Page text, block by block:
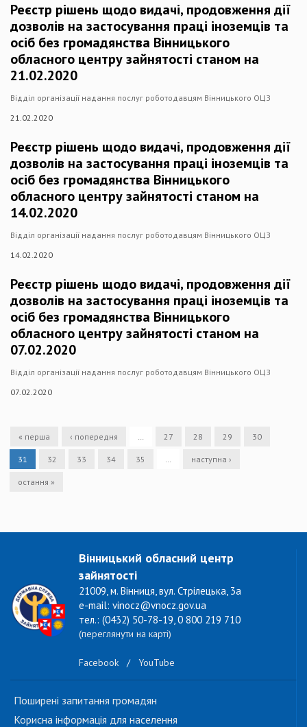
Реєстр рішень щодо видачі, продовження дії
дозволів на застосування праці іноземців та
осіб без громадянства Вінницького
обласного центру зайнятості станом на
21.02.2020
Відділ організації надання послуг роботодавцям Вінницького ОЦЗ
21.02.2020
Реєстр рішень щодо видачі, продовження дії
дозволів на застосування праці іноземців та
осіб без громадянства Вінницького
обласного центру зайнятості станом на
14.02.2020
Відділ організації надання послуг роботодавцям Вінницького ОЦЗ
14.02.2020
Реєстр рішень щодо видачі, продовження дії
дозволів на застосування праці іноземців та
осіб без громадянства Вінницького
обласного центру зайнятості станом на
07.02.2020
Відділ організації надання послуг роботодавцям Вінницького ОЦЗ
07.02.2020
« перша ‹ попередня … 27 28 29 30
31 32 33 34 35 … наступна ›
остання »
Вінницький обласний центр
зайнятості
21009, м. Вінниця, вул. Стрілецька, 3а
e-mail: vinocz@vnocz.gov.ua
тел.: (0432) 50-78-19, 0 800 219 710
(переглянути на карті)
Facebook / YouTube
Поширені запитання громадян
Корисна інформація для населення